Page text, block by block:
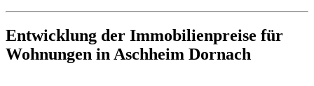
Entwicklung der Immobilienpreise für
Wohnungen in Aschheim Dornach